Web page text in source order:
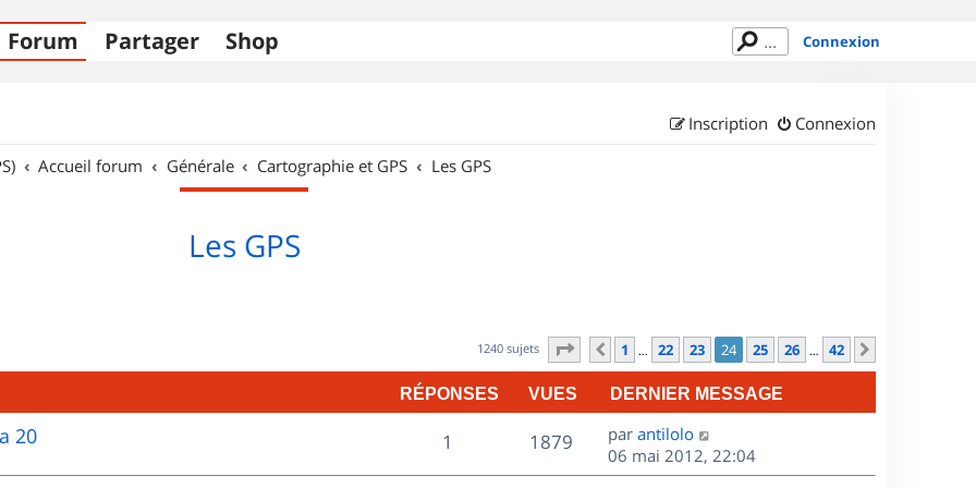
Forum Partager Shop Connexion
Connexion
Inscription
Accueil forum Générale Cartographie et GPS Les GPS
Les GPS
1240 sujets Page 24 sur 42
Précédent
1 … 22 23 24 25 26 … 42
RÉPONSES VUES DERNIER MESSAGE
20 1
é
1879V
u
D
e
r
par antilolo
06 mai 2012, 22:04